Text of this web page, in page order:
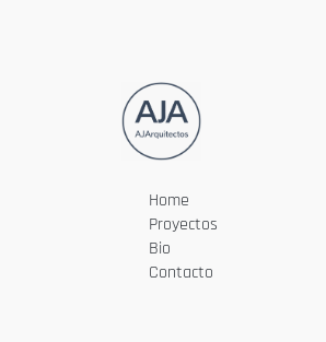
Home
Proyectos
Bio
Contacto